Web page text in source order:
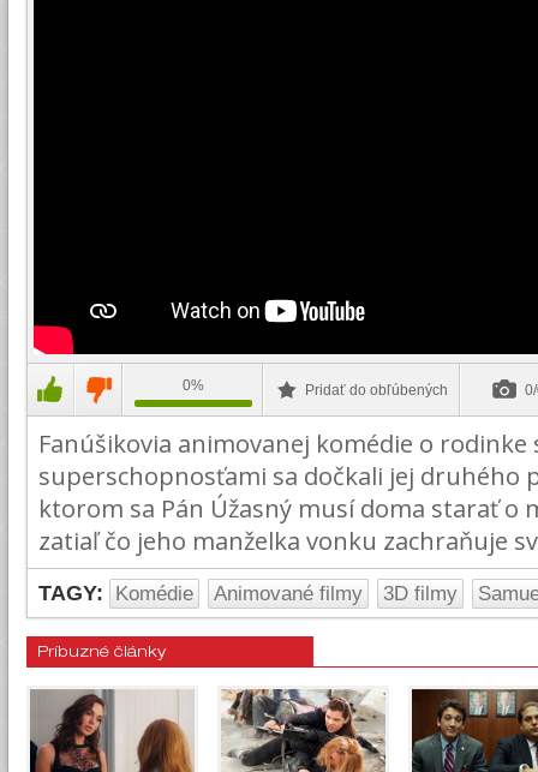
0% Pridať do obľúbených
Fanúšikovia animovanej komédie o rodinke
superschopnosťami sa dočkali jej druhého
ktorom sa Pán Úžasný musí doma starať o
zatiaľ čo jeho manželka vonku zachraňuje
TAGY: Komédie Animované filmy 3D filmy
Príbuzné články